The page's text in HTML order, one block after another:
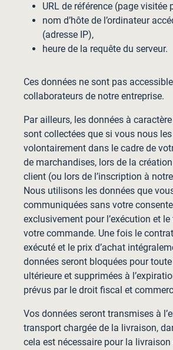
URL de référence (page visitée
nom d’hôte de l’ordinateur
(adresse IP),
heure de la requête du serveur.
Ces données ne sont pas
collaborateurs de notre entreprise.
Par ailleurs, les données à
sont collectées que si vous nous
volontairement dans le cadre de
de marchandises, lors de la
client (ou lors de l’inscription à
Nous utilisons les données que
communiquées sans votre
exclusivement pour l’exécution et
votre commande. Une fois le
exécuté et le prix d’achat
données seront bloquées pour
ultérieure et supprimées à
prévus par le droit fiscal et
Vos données seront transmises à
transport chargée de la livraison,
cela est nécessaire pour la livraison